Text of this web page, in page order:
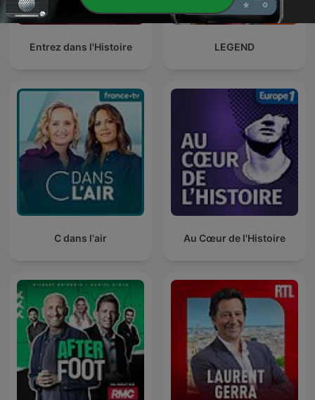
Entrez dans l'Histoire LEGEND
C dans l'air Au Cœur de l'Histoire